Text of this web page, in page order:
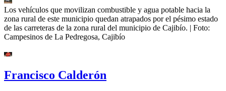
Los vehículos que movilizan combustible y agua potable hacia la
zona rural de este municipio quedan atrapados por el pésimo estado
de las carreteras de la zona rural del municipio de Cajibío. | Foto:
Campesinos de La Pedregosa, Cajibío
Francisco Calderón